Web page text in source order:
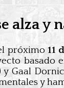
alza y
próximo11
basado
y Gaal
y